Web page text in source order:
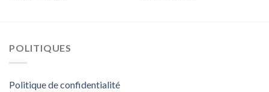
POLITIQUES
Politique de confidentialité